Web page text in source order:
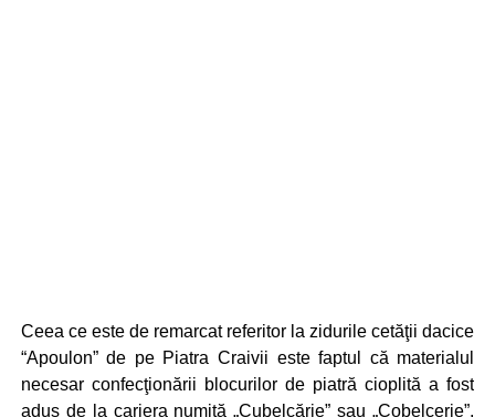
Ceea ce este de remarcat referitor la zidurile cetăţii dacice
“Apoulon” de pe Piatra Craivii este faptul că materialul
necesar confecţionării blocurilor de piatră cioplită a fost
adus de la cariera numită „Cubelcărie” sau „Cobelcerie”,